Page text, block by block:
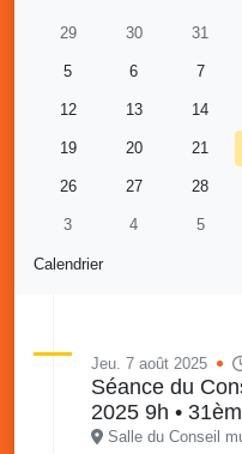
Calendrier
29 30 31
5 6 7
12 13 14
19 20 21
26 27 28
3 4 5
Jeu. 7 août 2025
Séance du
2025 9h •
Salle du Conseil